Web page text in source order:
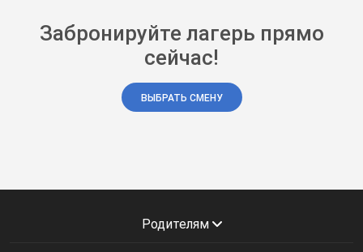
Забронируйте лагерь прямо
сейчас!
ВЫБРАТЬ СМЕНУ
Родителям